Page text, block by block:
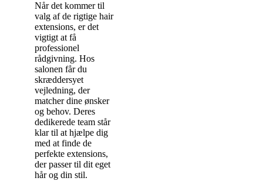
Når det kommer til
valg af de rigtige hair
extensions, er det
vigtigt at få
professionel
rådgivning. Hos
salonen får du
skræddersyet
vejledning, der
matcher dine ønsker
og behov. Deres
dedikerede team står
klar til at hjælpe dig
med at finde de
perfekte extensions,
der passer til dit eget
hår og din stil.